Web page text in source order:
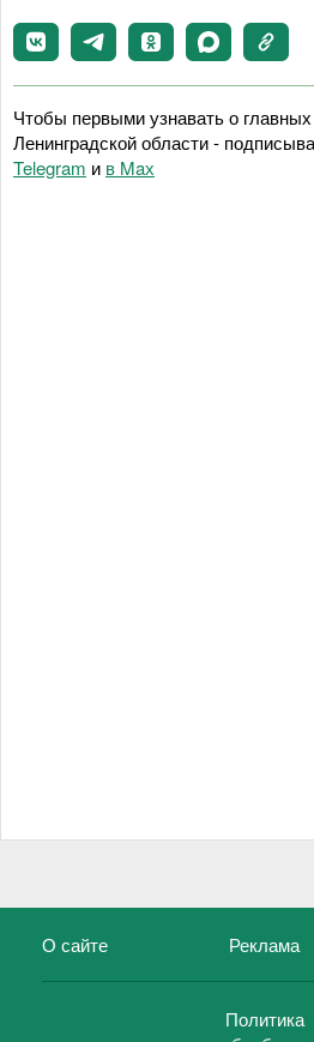
Чтобы первыми узнавать о
Ленинградской области -
Telegram и в Maх
О сайте Реклама
Политика